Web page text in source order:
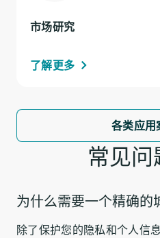
市场研究
了解更多
各类应用
常见问
为什么需要一个精确的
除了保护您的隐私和个人信